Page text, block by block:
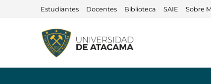
Skip to navigation
Skip to search form
Skip to login form
Salta al contenido principal
Skip to accessibility options
Skip to footer
Skip accessibility options
Estudiantes Docentes Biblioteca SAIE Sobre